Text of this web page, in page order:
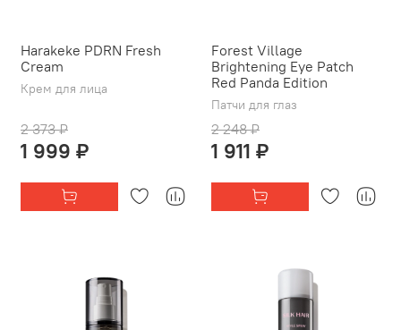
Harakeke PDRN Fresh
Cream
Крем для лица
2 373 ₽
1 999 ₽
Forest Village
Brightening Eye Patch
Red Panda Edition
Патчи для глаз
2 248 ₽
1 911 ₽